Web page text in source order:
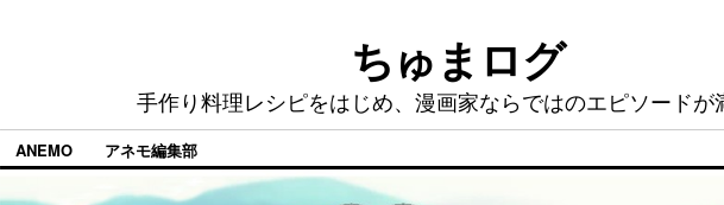
ちゅまログ
手作り料理レシピをはじめ、漫画家ならではのエピソードが
ANEMO アネモ編集部